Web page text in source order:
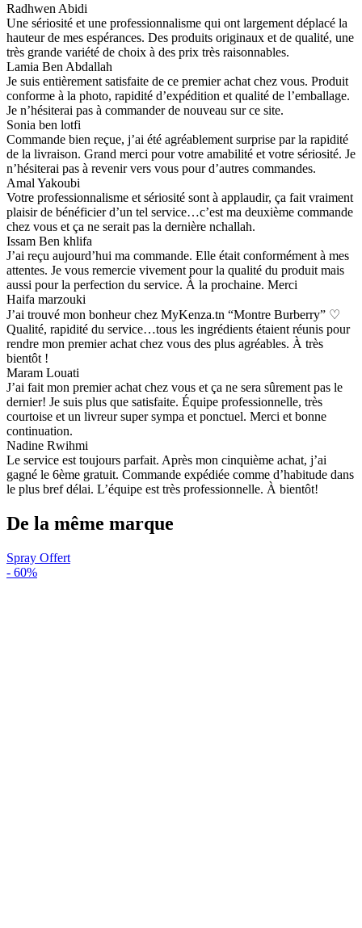
Radhwen Abidi
Une sériosité et une professionnalisme qui ont largement déplacé la
hauteur de mes espérances. Des produits originaux et de qualité, une
très grande variété de choix à des prix très raisonnables.
Lamia Ben Abdallah
Je suis entièrement satisfaite de ce premier achat chez vous. Produit
conforme à la photo, rapidité d’expédition et qualité de l’emballage.
Je n’hésiterai pas à commander de nouveau sur ce site.
Sonia ben lotfi
Commande bien reçue, j’ai été agréablement surprise par la rapidité
de la livraison. Grand merci pour votre amabilité et votre sériosité. Je
n’hésiterai pas à revenir vers vous pour d’autres commandes.
Amal Yakoubi
Votre professionnalisme et sériosité sont à applaudir, ça fait vraiment
plaisir de bénéficier d’un tel service…c’est ma deuxième commande
chez vous et ça ne serait pas la dernière nchallah.
Issam Ben khlifa
J’ai reçu aujourd’hui ma commande. Elle était conformément à mes
attentes. Je vous remercie vivement pour la qualité du produit mais
aussi pour la perfection du service. À la prochaine. Merci
Haifa marzouki
J’ai trouvé mon bonheur chez MyKenza.tn “Montre Burberry” ♡
Qualité, rapidité du service…tous les ingrédients étaient réunis pour
rendre mon premier achat chez vous des plus agréables. À très
bientôt !
Maram Louati
J’ai fait mon premier achat chez vous et ça ne sera sûrement pas le
dernier! Je suis plus que satisfaite. Équipe professionnelle, très
courtoise et un livreur super sympa et ponctuel. Merci et bonne
continuation.
Nadine Rwihmi
Le service est toujours parfait. Après mon cinquième achat, j’ai
gagné le 6ème gratuit. Commande expédiée comme d’habitude dans
le plus bref délai. L’équipe est très professionnelle. À bientôt!
De la même marque
Spray Offert
- 60%